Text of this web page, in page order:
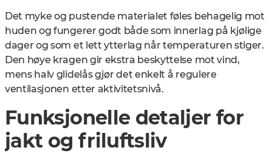
Det myke og pustende materialet føles behagelig mot
huden og fungerer godt både som innerlag på kjølige
dager og som et lett ytterlag når temperaturen stiger.
Den høye kragen gir ekstra beskyttelse mot vind,
mens halv glidelås gjør det enkelt å regulere
ventilasjonen etter aktivitetsnivå.
Funksjonelle detaljer for
jakt og friluftsliv